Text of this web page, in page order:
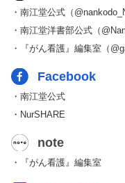
・南江堂公式（
・南江堂洋書部公式（
・『がん看護』編集室（
Facebook
・南江堂公式
・NurSHARE
note
・『がん看護』編集室